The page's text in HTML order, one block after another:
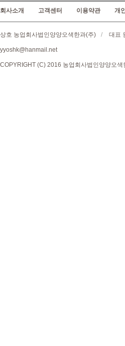
회사소개 고객센터 이용약관 개
상호 농업회사법인양양오색한과(주) / 대표
yyoshk@hanmail.net
COPYRIGHT (C) 2016 농업회사법인양양오